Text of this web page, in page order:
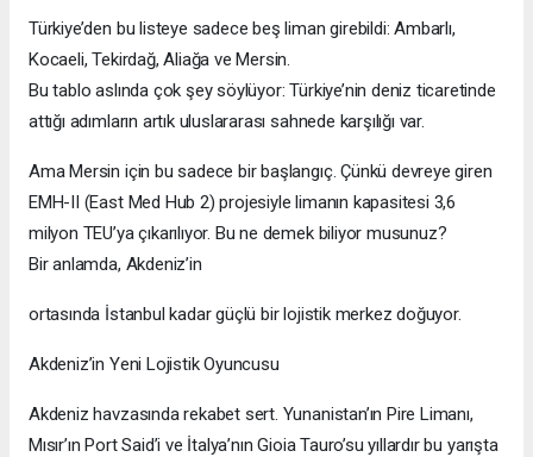
Türkiye’den bu listeye sadece beş liman girebildi: Ambarlı,
Kocaeli, Tekirdağ, Aliağa ve Mersin.
Bu tablo aslında çok şey söylüyor: Türkiye’nin deniz ticaretinde
attığı adımların artık uluslararası sahnede karşılığı var.
Ama Mersin için bu sadece bir başlangıç. Çünkü devreye giren
EMH-II (East Med Hub 2) projesiyle limanın kapasitesi 3,6
milyon TEU’ya çıkarılıyor. Bu ne demek biliyor musunuz?
Bir anlamda, Akdeniz’in
ortasında İstanbul kadar güçlü bir lojistik merkez doğuyor.
Akdeniz’in Yeni Lojistik Oyuncusu
Akdeniz havzasında rekabet sert. Yunanistan’ın Pire Limanı,
Mısır’ın Port Said’i ve İtalya’nın Gioia Tauro’su yıllardır bu yarışta